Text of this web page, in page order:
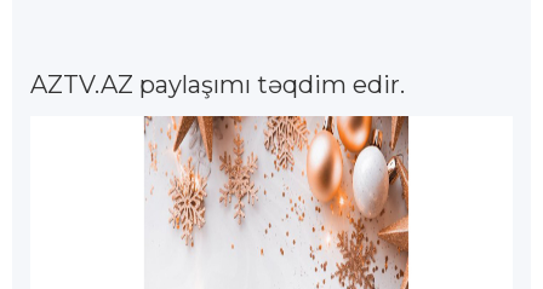
AZTV.AZ paylaşımı təqdim edir.